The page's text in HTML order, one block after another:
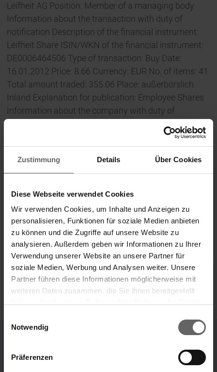
Zustimmung Details Über Cookies
Diese Webseite verwendet Cookies
Wir verwenden Cookies, um Inhalte und Anzeigen zu
personalisieren, Funktionen für soziale Medien anbieten
zu können und die Zugriffe auf unsere Website zu
analysieren. Außerdem geben wir Informationen zu Ihrer
Verwendung unserer Website an unsere Partner für
soziale Medien, Werbung und Analysen weiter. Unsere
Partner führen diese Informationen möglicherweise mit
weiteren Daten zusammen, die Sie ihnen bereitgestellt
Cookies, wenn Sie unsere Webseite weiterhin nutzen.
Notwendig
Präferenzen
Leifheit AG Position: Member of a managing body
Information about the transaction with duty of
notification Description of the financial instrument:
Leifheit Share ISIN/WKN of the financial instrument:
DE0006464506 Type of transaction: Buy Date:
16.01.2012 Price: 8.66 Currency: EUR No. of items: 41
Total amount traded: 355.06 Place: außerbörslich
Inland Explanation for publication: Employee Shares
Information about the company with duty of
publication Issuer: Leifheit AG Leifheitstraße 56377
Nassau Deutschland ISIN: DE0006464506 WKN:
646450 End of Directors’ Dealings Notification (c)
DGAP 16.01.2012 DGAP Distribution Services include
Regulatory Announcements, Financial/Corporate
News and Press Releases. Media archive at
2025
w
w
Search suggestions